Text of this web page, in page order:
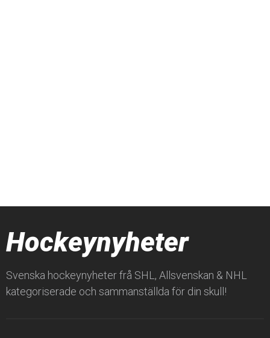
Hockeynyheter
Svenska hockeynyheter frå SHL, Allsvenskan & NHL
kategoriserade och sammanställda för din skull!